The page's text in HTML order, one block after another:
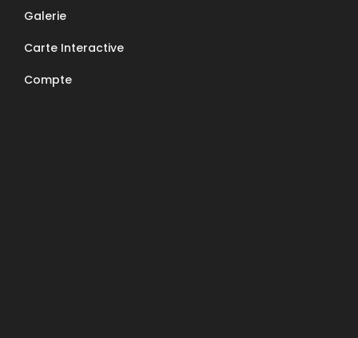
Galerie
Carte Interactive
Compte
E-Mail : contact@apcc6570.fr
Téléphone : 06 85 81 94 56